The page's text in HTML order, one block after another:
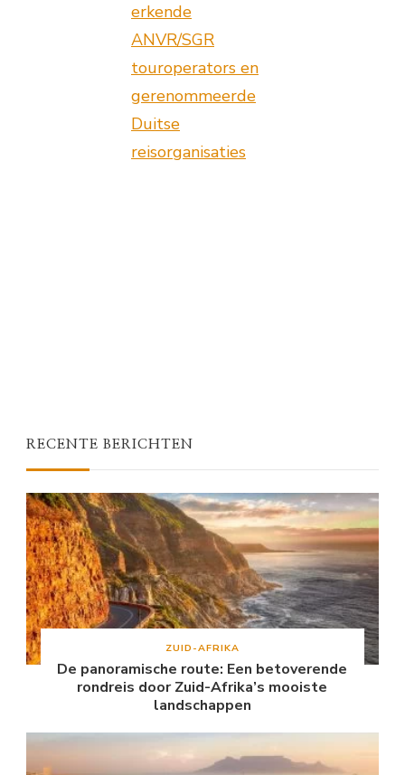
erkende
ANVR/SGR
touroperators en
gerenommeerde
Duitse
reisorganisaties
RECENTE BERICHTEN
ZUID-AFRIKA
De panoramische route: Een betoverende
rondreis door Zuid-Afrika’s mooiste
landschappen